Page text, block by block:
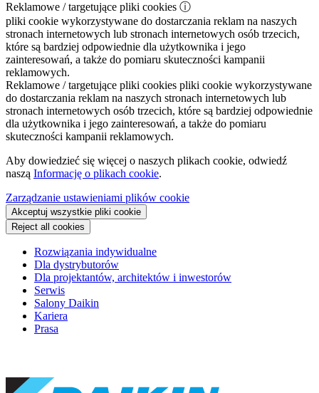
Reklamowe / targetujące pliki cookies ⓘ
pliki cookie wykorzystywane do dostarczania reklam na naszych
stronach internetowych lub stronach internetowych osób trzecich,
które są bardziej odpowiednie dla użytkownika i jego
zainteresowań, a także do pomiaru skuteczności kampanii
reklamowych.
Reklamowe / targetujące pliki cookies pliki cookie wykorzystywane
do dostarczania reklam na naszych stronach internetowych lub
stronach internetowych osób trzecich, które są bardziej odpowiednie
dla użytkownika i jego zainteresowań, a także do pomiaru
skuteczności kampanii reklamowych.
Aby dowiedzieć się więcej o naszych plikach cookie, odwiedź
naszą Informację o plikach cookie.
Zarządzanie ustawieniami plików cookie
Akceptuj wszystkie pliki cookie
Reject all cookies
Rozwiązania indywidualne
Dla dystrybutorów
Dla projektantów, architektów i inwestorów
Serwis
Salony Daikin
Kariera
Prasa